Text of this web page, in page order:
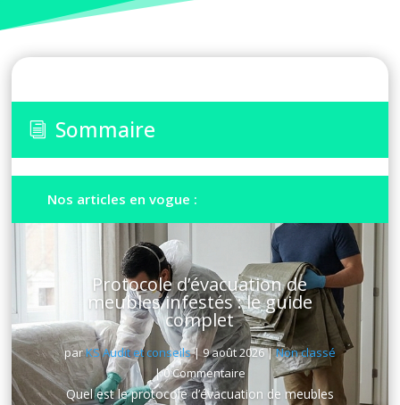
i Sommaire
Nos articles en vogue :
Protocole d’évacuation de
meubles infestés : le guide
complet
parKS Audit et conseils|9 août 2026|Non classé
| 0 Commentaire
Quel est le protocole d’évacuation de meubles